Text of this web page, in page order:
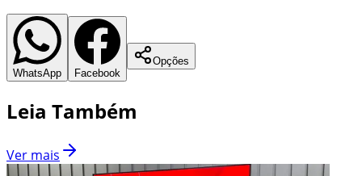
WhatsApp Facebook
Opções
Leia Também
Ver mais